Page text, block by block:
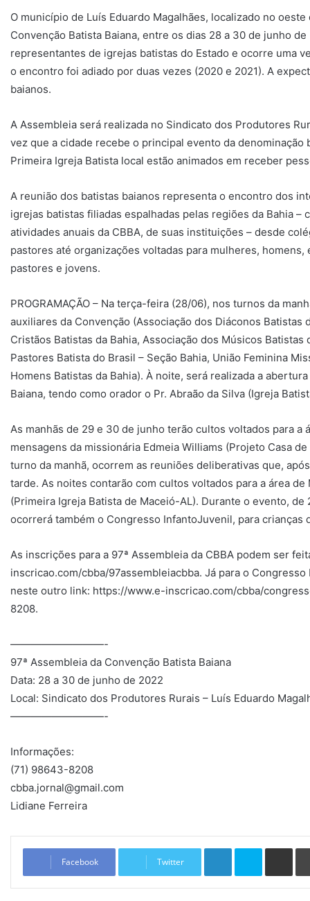
O município de Luís Eduardo Magalhães, localizado no
Convenção Batista Baiana, entre os dias 28 a 30 de junho
representantes de igrejas batistas do Estado e ocorre uma
o encontro foi adiado por duas vezes (2020 e 2021). A
baianos.
A Assembleia será realizada no Sindicato dos Produtores
vez que a cidade recebe o principal evento da denominação
Primeira Igreja Batista local estão animados em receber
A reunião dos batistas baianos representa o encontro dos
igrejas batistas filiadas espalhadas pelas regiões da Bahia –
atividades anuais da CBBA, de suas instituições – desde
pastores até organizações voltadas para mulheres,
pastores e jovens.
PROGRAMAÇÃO – Na terça-feira (28/06), nos turnos da
auxiliares da Convenção (Associação dos Diáconos Batistas
Cristãos Batistas da Bahia, Associação dos Músicos
Pastores Batista do Brasil – Seção Bahia, União Feminina
Homens Batistas da Bahia). À noite, será realizada a
Baiana, tendo como orador o Pr. Abraão da Silva (Igreja
As manhãs de 29 e 30 de junho terão cultos voltados para a
mensagens da missionária Edmeia Williams (Projeto Casa
turno da manhã, ocorrem as reuniões deliberativas que,
tarde. As noites contarão com cultos voltados para a área
(Primeira Igreja Batista de Maceió-AL). Durante o evento,
ocorrerá também o Congresso InfantoJuvenil, para crianças
As inscrições para a 97ª Assembleia da CBBA podem ser
inscricao.com/cbba/97assembleiacbba. Já para o
neste outro link: https://www.e-inscricao.com/cbba/
8208.
—————————-
97ª Assembleia da Convenção Batista Baiana
Data: 28 a 30 de junho de 2022
Local: Sindicato dos Produtores Rurais – Luís Eduardo
—————————-
Informações:
(71) 98643-8208
cbba.jornal@gmail.com
Lidiane Ferreira
Facebook Twitter
Linkedin Skype